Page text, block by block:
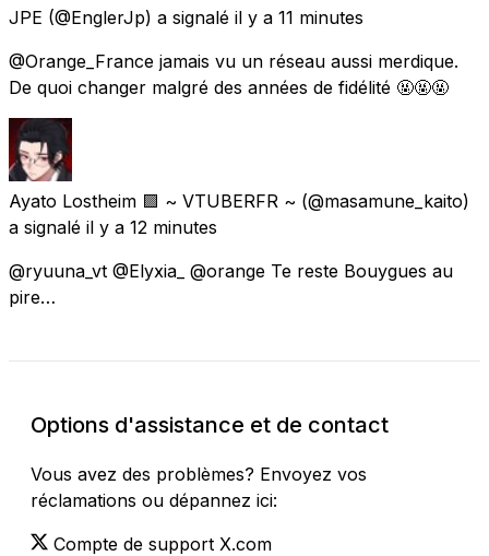
JPE (@EnglerJp) a signalé il y a 11 minutes
@Orange_France jamais vu un réseau aussi merdique.
De quoi changer malgré des années de fidélité 🤬🤬🤬
Ayato Lostheim 🟪 ~ VTUBERFR ~ (@masamune_kaito)
a signalé il y a 12 minutes
@ryuuna_vt @Elyxia_ @orange Te reste Bouygues au
pire…
Options d'assistance et de contact
Vous avez des problèmes? Envoyez vos
réclamations ou dépannez ici:
Compte de support X.com